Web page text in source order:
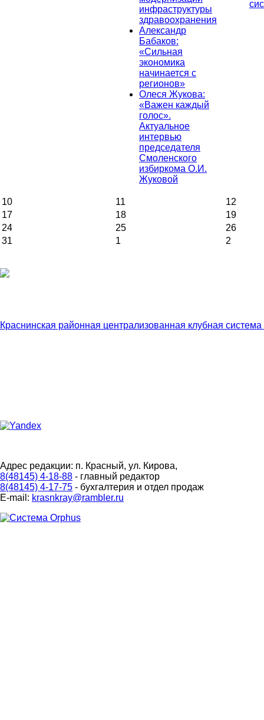
инфраструктуры
здравоохранения
Александр
Бабаков:
«Сильная
экономика
начинается с
регионов»
Олеся Жукова:
«Важен каждый
голос».
Актуальное
интервью
председателя
Смоленского
избиркома О.И.
Жуковой
10 11
12
17
18
19
24
25
26
31
1 2
Краснинская районная централизованная клубная
Адрес редакции: п. Красный, ул. Кирова,
8(48145) 4-18-88 - главный редактор
8(48145) 4-17-75 - бухгалтерия и отдел продаж
E-mail: krasnkray@rambler.ru